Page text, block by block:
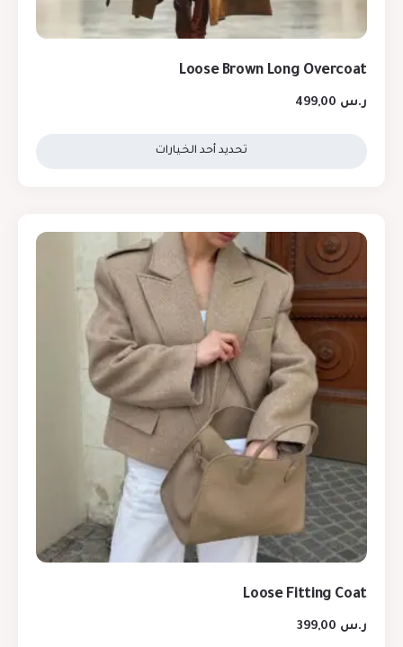
Loose Brown Long Overcoat
ر.س
تحديد أحد الخيارات
Loose Fitting Coat
ر.س